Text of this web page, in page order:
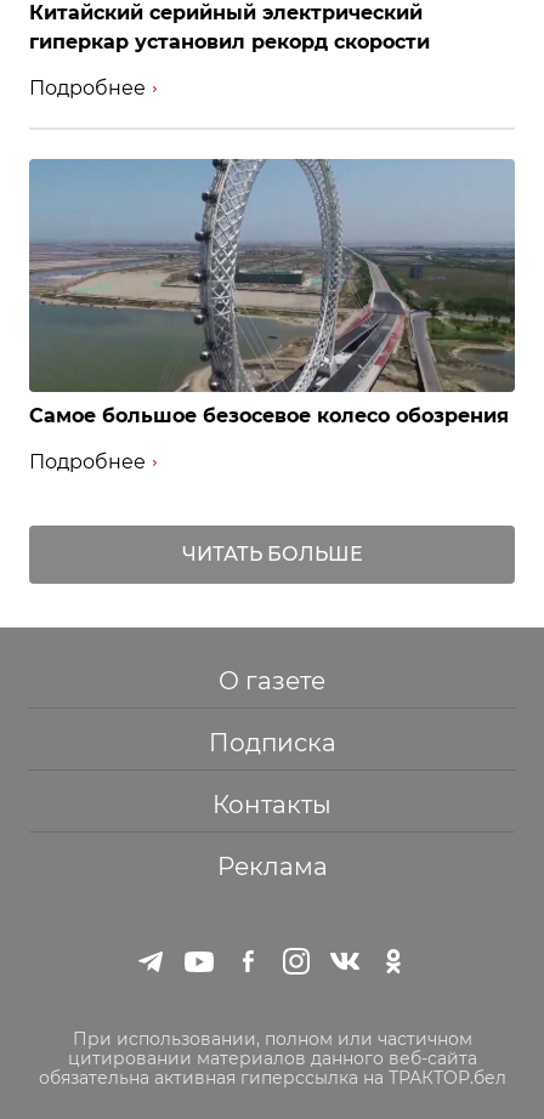
Китайский серийный электрический
гиперкар установил рекорд скорости
Подробнее
Самое большое безосевое колесо обозрения
Подробнее
ЧИТАТЬ БОЛЬШЕ
О газете
Подписка
Контакты
Реклама
При использовании, полном или частичном
цитировании материалов данного веб-сайта
обязательна активная гиперссылка на ТРАКТОР.бел